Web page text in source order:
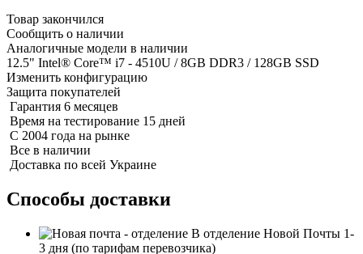
Товар закончился
Сообщить о наличии
Аналогичные модели в наличии
12.5" Intel® Core™ i7 - 4510U / 8GB DDR3 / 128GB SSD
Изменить конфигурацию
Защита покупателей
Гарантия 6 месяцев
Время на тестирование 15 дней
С 2004 года на рынке
Все в наличии
Доставка по всей Украине
Способы доставки
В отделение Новой Почты 1-
3 дня (по тарифам перевозчика)